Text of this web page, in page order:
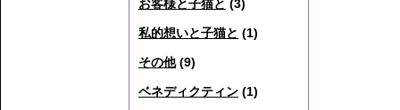
お客様と子猫と (3)
私的想いと子猫と (1)
その他(9)
ベネディクティン (1)